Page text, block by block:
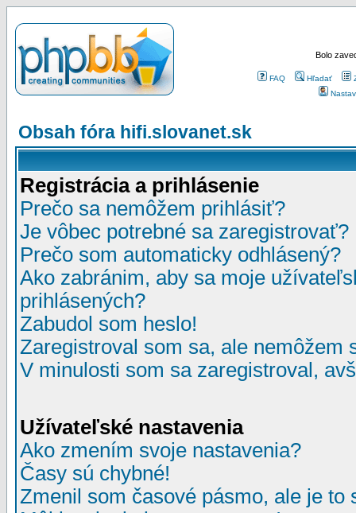
Bolo
FAQ Hľadať
Obsah fóra hifi.slovanet.sk
Registrácia a prihlásenie
Prečo sa nemôžem prihlásiť?
Je vôbec potrebné sa zaregistrovať?
Prečo som automaticky odhlásený?
Ako zabránim, aby sa moje
prihlásených?
Zabudol som heslo!
Zaregistroval som sa, ale nemôžem
V minulosti som sa zaregistroval,
Užívateľské nastavenia
Ako zmením svoje nastavenia?
Časy sú chybné!
Zmenil som časové pásmo, ale je to